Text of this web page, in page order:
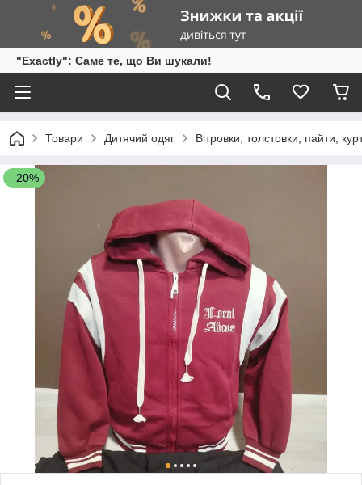
"Exactly": Саме те, що Ви шукали!
Товари Дитячий одяг Вітровки, толстовки, пайти,
–20%